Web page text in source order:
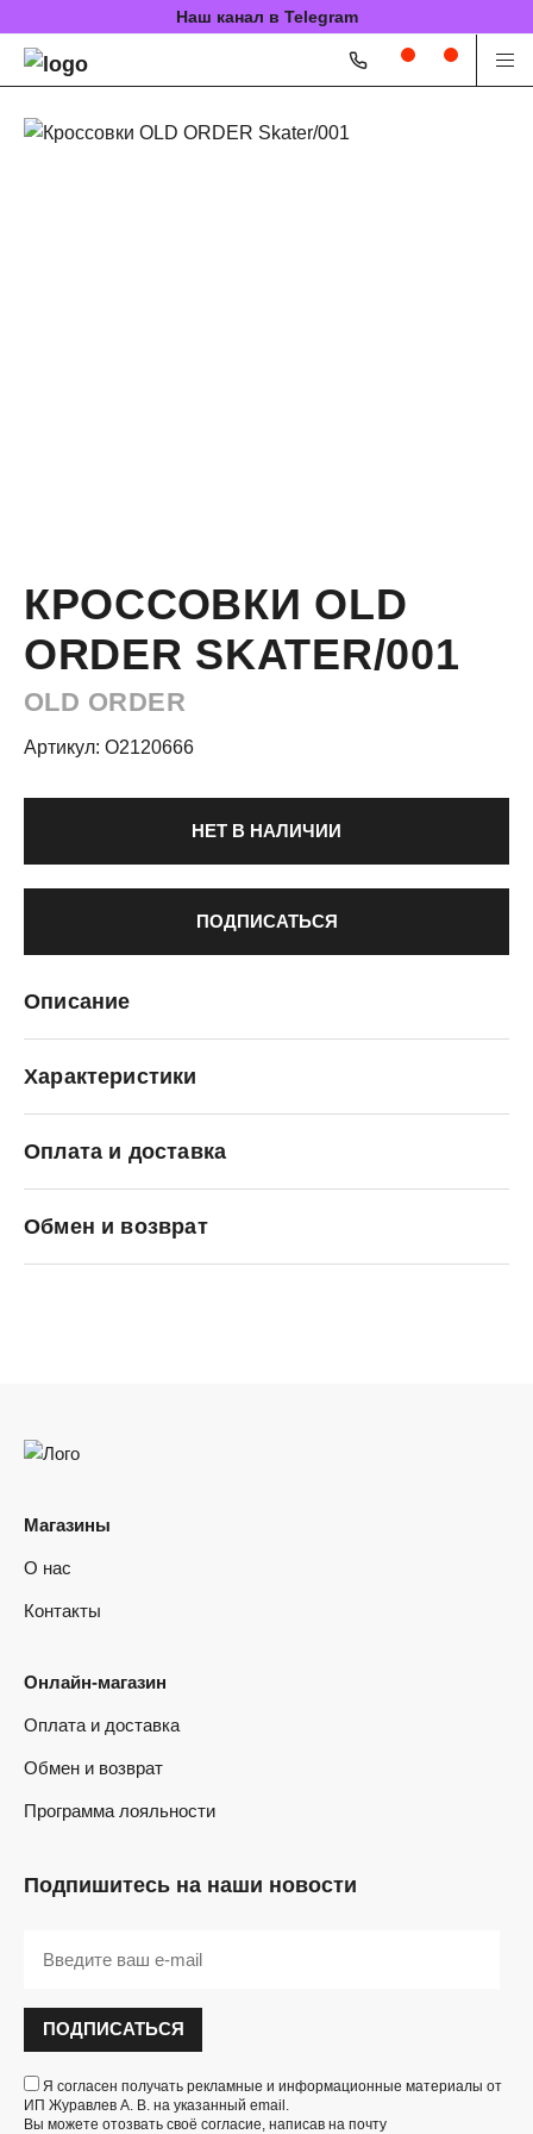
Наш канал в Telegram
КРОССОВКИ OLD
ORDER SKATER/001
OLD ORDER
Артикул: O2120666
НЕТ В НАЛИЧИИ
ПОДПИСАТЬСЯ
Описание
Характеристики
Оплата и доставка
Обмен и возврат
Магазины
О нас
Контакты
Онлайн-магазин
Оплата и доставка
Обмен и возврат
Программа лояльности
Подпишитесь на наши новости
ПОДПИСАТЬСЯ
Я согласен получать рекламные и информационные материалы от
ИП Журавлев А. В. на указанный email.
Вы можете отозвать своё согласие, написав на почту